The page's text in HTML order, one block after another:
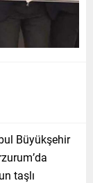
Büyükşehir
taşlı